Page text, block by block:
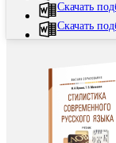
Скачать
Скачать